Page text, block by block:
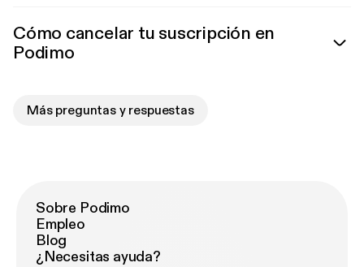
Cómo cancelar tu suscripción en
Podimo
Más preguntas y respuestas
Sobre Podimo
Empleo
Blog
¿Necesitas ayuda?